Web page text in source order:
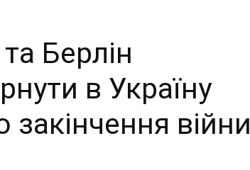
Берлін
в Україну
закінчення війни